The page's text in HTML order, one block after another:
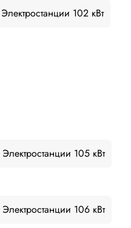
Электростанции 102 кВт
Электростанции 105 кВт
Электростанции 106 кВт